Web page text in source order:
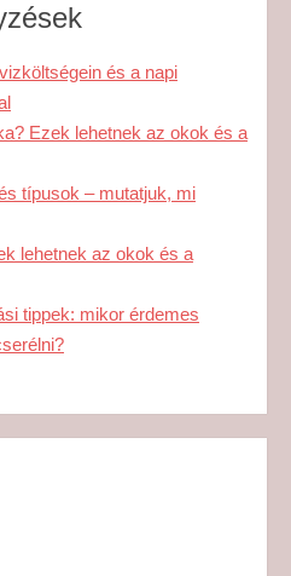
és a napi
Ezek lehetnek az okok és a
típusok – mutatjuk, mi
lehetnek az okok és a
tippek: mikor érdemes